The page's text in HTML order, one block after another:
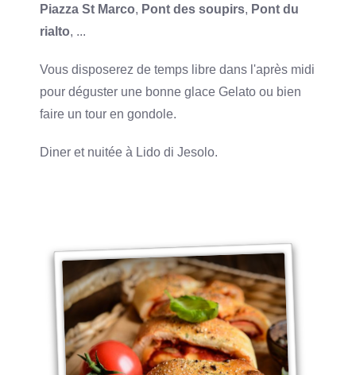
Piazza St Marco, Pont des soupirs, Pont du
rialto, ...
Vous disposerez de temps libre dans l'après midi
pour déguster une bonne glace Gelato ou bien
faire un tour en gondole.
Diner et nuitée à Lido di Jesolo.